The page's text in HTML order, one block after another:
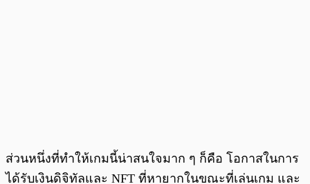
ส่วนหนึ่งที่ทำให้เกมนี้น่าสนใจมาก ๆ ก็คือ โอกาสในการ
ได้รับเงินดิจิทัลและ NFT ที่หายากในขณะที่เล่นเกม และ